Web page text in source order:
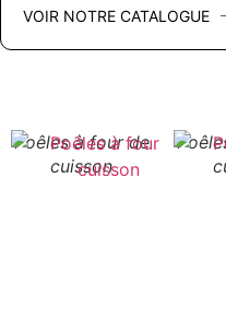
VOIR NOTRE CATALOGUE
Poêles à four de
cuisson